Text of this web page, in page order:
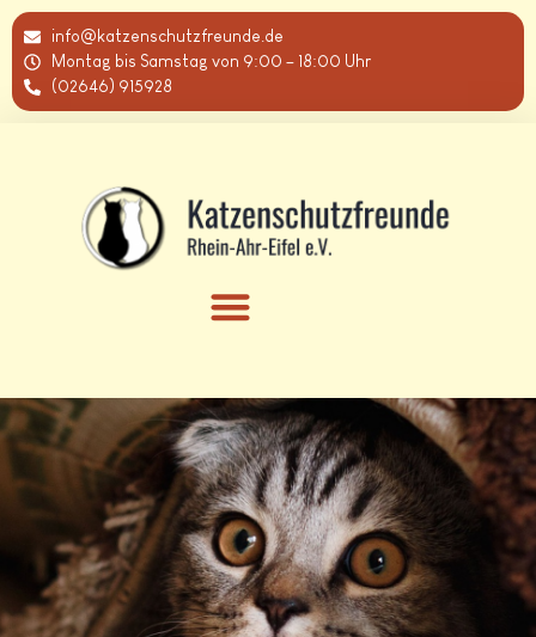
info@katzenschutzfreunde.de
Montag bis Samstag von 9:00 – 18:00 Uhr
(02646) 915928